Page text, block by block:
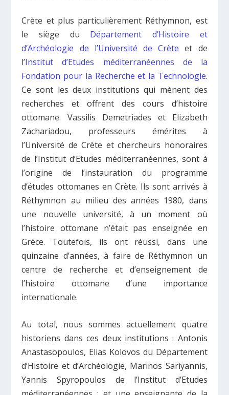
Crète et plus particulièrement Réthymnon, est
le siège du Département d’Histoire et
d’Archéologie de l’Université de Crète et de
l’Institut d’Etudes méditerranéennes de la
Fondation pour la Recherche et la Technologie.
Ce sont les deux institutions qui mènent des
recherches et offrent des cours d’histoire
ottomane. Vassilis Demetriades et Elizabeth
Zachariadou, professeurs émérites à
l’Université de Crète et chercheurs honoraires
de l’Institut d’Etudes méditerranéennes, sont à
l’origine de l’instauration du programme
d’études ottomanes en Crète. Ils sont arrivés à
Réthymnon au milieu des années 1980, dans
une nouvelle université, à un moment où
l’histoire ottomane n’était pas enseignée en
Grèce. Toutefois, ils ont réussi, dans une
quinzaine d’années, à faire de Réthymnon un
centre de recherche et d’enseignement de
l’histoire ottomane d’une importance
internationale.
Au total, nous sommes actuellement quatre
historiens dans ces deux institutions : Antonis
Anastasopoulos, Elias Kolovos du Département
d’Histoire et d’Archéologie, Marinos Sariyannis,
Yannis Spyropoulos de l’Institut d’Etudes